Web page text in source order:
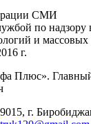
СМИ
по надзору
и
г.
Плюс».
г.